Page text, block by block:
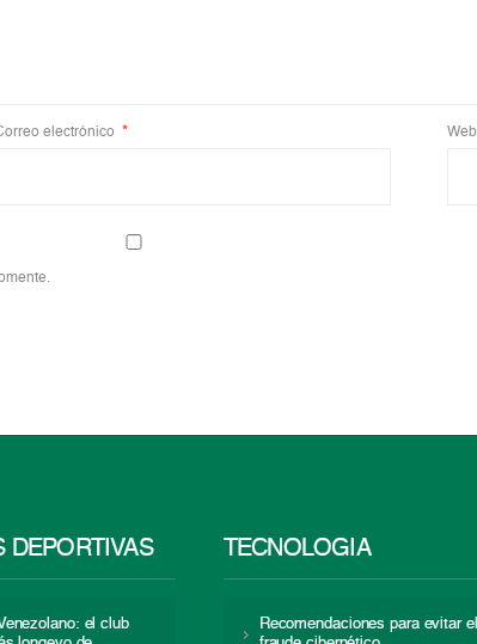
electrónico * Web
DEPORTIVAS
el club
TECNOLOGÍA
Recomendaciones para evitar el